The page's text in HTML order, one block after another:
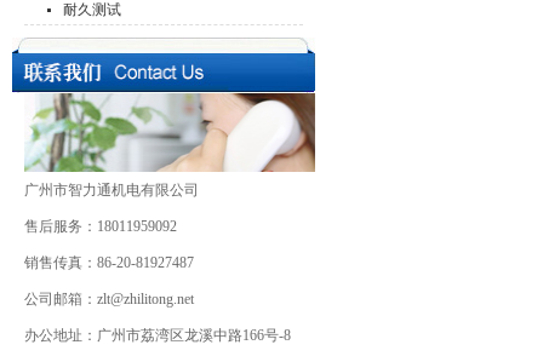
耐久测试
广州市智力通机电有限公司
售后服务：18011959092
销售传真：86-20-81927487
公司邮箱：zlt@zhilitong.net
办公地址：广州市荔湾区龙溪中路166号-8